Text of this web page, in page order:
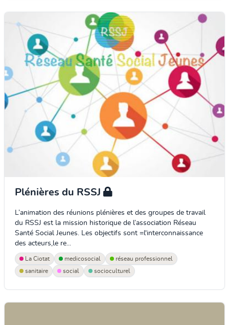
Plénières du RSSJ
L’animation des réunions plénières et des groupes de travail
du RSSJ est la mission historique de l’association Réseau
Santé Social Jeunes. Les objectifs sont =l'interconnaissance
des acteurs,le re...
La Ciotat medicosocial
réseau professionnel
sanitaire
social socioculturel